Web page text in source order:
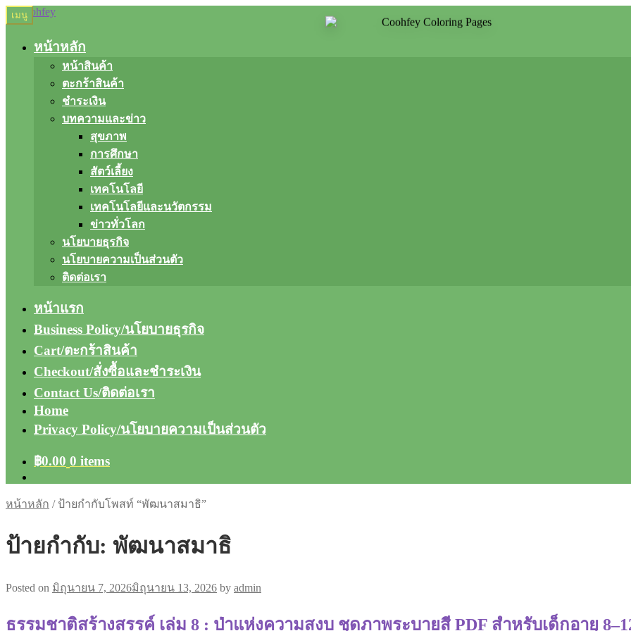
Skip
to
Skip
to
เมนู
หน้าหลัก
หน้าสินค้า
ตะกร้าสินค้า
ชำระเงิน
บทความและข่าว
สุขภาพ
การศึกษา
สัตว์เลี้ยง
เทคโนโลยี
เทคโนโลยีและนวัตกรรม
ข่าวทั่วโลก
นโยบายธุรกิจ
นโยบายความเป็นส่วนตัว
ติดต่อเรา
หน้าแรก
Business Policy/นโยบายธุรกิจ
Cart/ตะกร้าสินค้า
Checkout/สั่งซื้อและชำระเงิน
Contact Us/ติดต่อเรา
Home
Privacy Policy/นโยบายความเป็นส่วนตัว
฿0.00 0 items
หน้าหลัก / ป้ายกำกับโพสท์ “พัฒนาสมาธิ”
ป้ายกำกับ: พัฒนาสมาธิ
Posted on มิถุนายน 7, 2026มิถุนายน 13, 2026 by admin
ธรรมชาติสร้างสรรค์ เล่ม 8 : ป่าแห่งความสงบ ชุดภาพระบายสี PDF สำหรับเด็กอายุ